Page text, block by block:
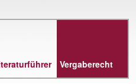
Vergaberecht